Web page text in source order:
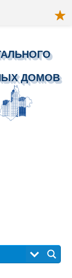
ДОМОВ